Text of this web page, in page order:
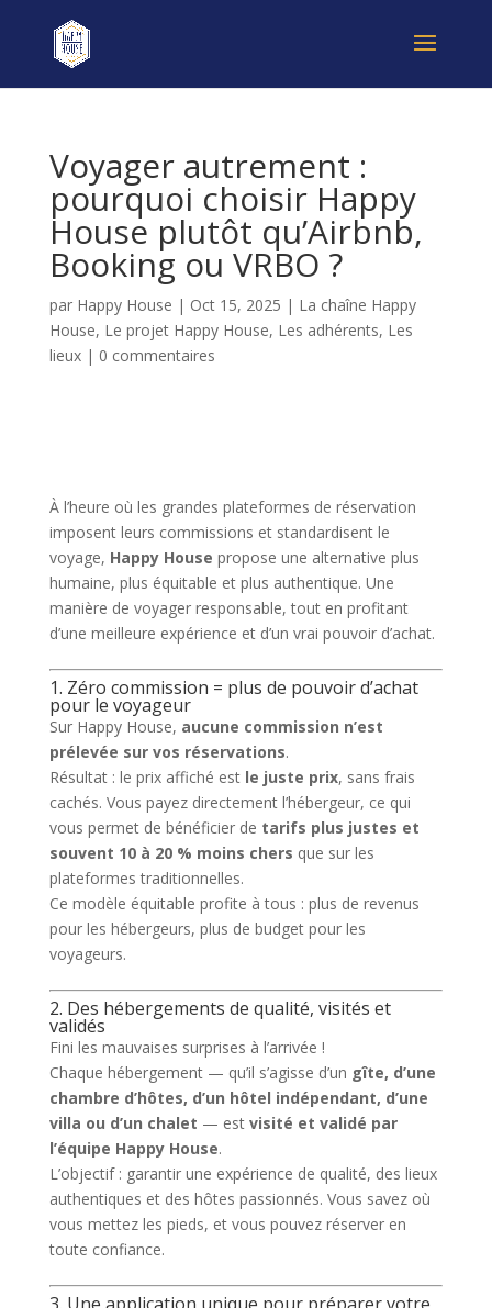
Voyager autrement :
pourquoi choisir Happy
House plutôt qu’Airbnb,
Booking ou VRBO ?
par Happy House | Oct 15, 2025 | La chaîne Happy
House, Le projet Happy House, Les adhérents, Les
lieux| 0 commentaires
À l’heure où les grandes plateformes de réservation
imposent leurs commissions et standardisent le
voyage, Happy House propose une alternative plus
humaine, plus équitable et plus authentique. Une
manière de voyager responsable, tout en profitant
d’une meilleure expérience et d’un vrai pouvoir d’achat.
1. Zéro commission = plus de pouvoir d’achat
pour le voyageur
Sur Happy House, aucune commission n’est
prélevée sur vos réservations.
Résultat : le prix affiché est le juste prix, sans frais
cachés. Vous payez directement l’hébergeur, ce qui
vous permet de bénéficier de tarifs plus justes et
souvent 10 à 20 % moins chers que sur les
plateformes traditionnelles.
Ce modèle équitable profite à tous : plus de revenus
pour les hébergeurs, plus de budget pour les
voyageurs.
2. Des hébergements de qualité, visités et
validés
Fini les mauvaises surprises à l’arrivée !
Chaque hébergement — qu’il s’agisse d’un gîte, d’une
chambre d’hôtes, d’un hôtel indépendant, d’une
villa ou d’un chalet — est visité et validé par
l’équipe Happy House.
L’objectif : garantir une expérience de qualité, des lieux
authentiques et des hôtes passionnés. Vous savez où
vous mettez les pieds, et vous pouvez réserver en
toute confiance.